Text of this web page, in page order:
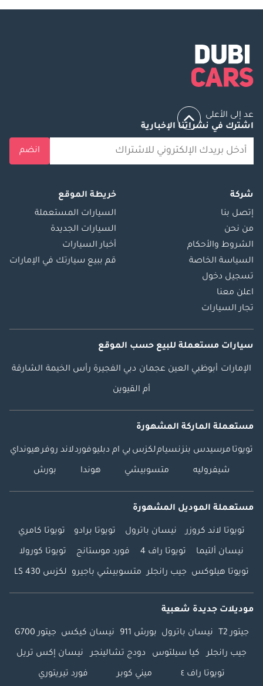
عد إلى الأعلى
اشترك في نشراتنا الإخبارية
انضم
شركة
إتصل بنا
من نحن
الشروط والأحكام
السياسة الخاصة
تسجيل دخول
اعلن معنا
تجار السيارات
خريطة الموقع
السيارات المستعملة
السيارات الجديدة
أخبار السيارات
قم ببيع سيارتك في الإمارات
سيارات مستعملة للبيع حسب الموقع
الإمارات أبوظبي العين عجمان دبي الفجيرة رأس الخيمة الشارقة
أم القيوين
مستعملة الماركة المشهورة
تويوتا مرسيدس بنزنسياملكزس بي ام دبليوفوردلاند روفرهيونداي
شيفروليه متسوبيشي هوندا بورش
مستعملة الموديل المشهورة
تويوتا لاند كروزر نيسان باترول تويوتا برادو تويوتا كامري
نيسان ألتيما تويوتا راف 4 فورد موستانج تويوتا كورولا
تويوتا هيلوكس جيب رانجلر متسوبيشي باجيرو لكزس LS 430
موديلات جديدة شعبية
جيتور T2 نيسان باترول بورش 911 نيسان كيكس جيتور G700
جيب رانجلر كيا سيلتوس دودج تشالينجر نيسان إكس تريل
تويوتا راف ٤ ميني كوبر فورد تيريتوري